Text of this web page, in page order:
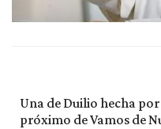
Una de Duilio hecha
próximo de Vamos de